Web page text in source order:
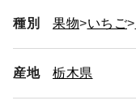
種別 果物 いちご
産地 栃木県